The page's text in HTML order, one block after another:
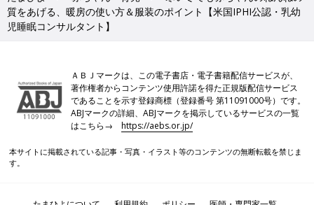
質をあげる、暖房の使い方＆服装のポイント【米国IPHI公認・乳幼
児睡眠コンサルタント】
ＡＢＪマークは、この電子書店・電子書籍配信サービスが、
著作権者からコンテンツ使用許諾を得た正規版配信サービス
であることを示す登録商標（登録番号 第11091000号）です。
ABJマークの詳細、ABJマークを掲示しているサービスの一覧
はこちら→https://aebs.or.jp/
本サイトに掲載されている記事・写真・イラスト等のコンテンツの無断転載を禁じま
す。